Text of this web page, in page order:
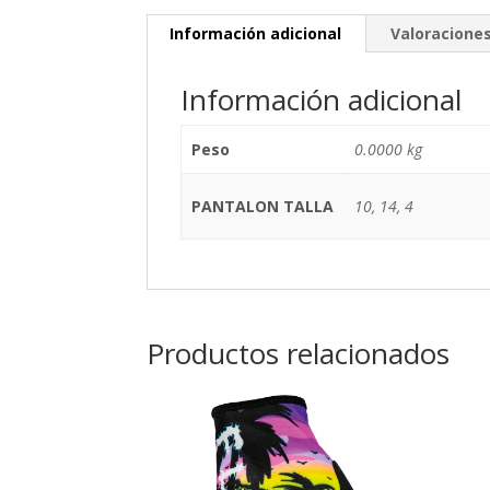
Información adicional
Información adicional
Peso 0.0000 kg
PANTALON TALLA 10, 14, 4
Productos relacionados